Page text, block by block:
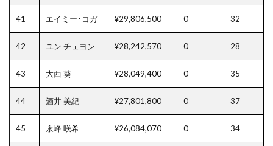
41 エイミー･コガ ¥29,806,500 0 32
42 ユン チェヨン ¥28,242,570 0 28
43 大西 葵 ¥28,049,400 0 35
44 酒井 美紀 ¥27,801,800 0 37
45 永峰 咲希 ¥26,084,070 0 34